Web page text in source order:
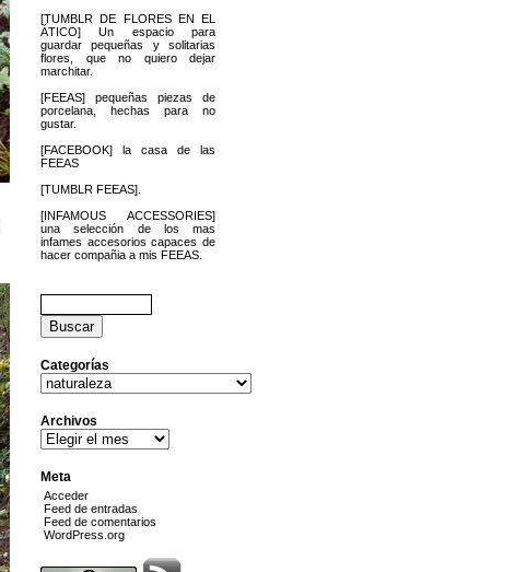
[TUMBLR DE FLORES EN EL
ÁTICO] Un espacio para
guardar pequeñas y solitarias
flores, que no quiero dejar
marchitar.
[FEEAS] pequeñas piezas de
porcelana, hechas para no
gustar.
[FACEBOOK] la casa de las
FEEAS
[TUMBLR FEEAS].
[INFAMOUS ACCESSORIES]
una selección de los mas
infames accesorios capaces de
hacer compañia a mis FEEAS.
Buscar:
Categorías
Categorías
Archivos
Archivos
Meta
Acceder
Feed de entradas
Feed de comentarios
WordPress.org